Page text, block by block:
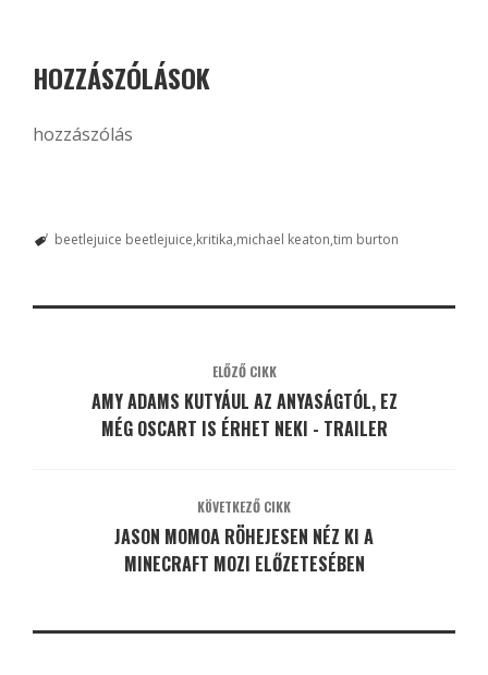
HOZZÁSZÓLÁSOK
hozzászólás
beetlejuice beetlejuice kritika michael keaton tim burton
ELŐZŐ CIKK
AMY ADAMS KUTYÁUL AZ ANYASÁGTÓL, EZ
MÉG OSCART IS ÉRHET NEKI - TRAILER
KÖVETKEZŐ CIKK
JASON MOMOA RÖHEJESEN NÉZ KI A
MINECRAFT MOZI ELŐZETESÉBEN